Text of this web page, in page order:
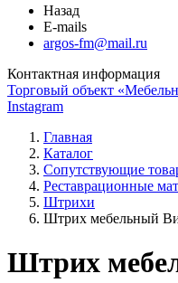
Назад
E-mails
argos-fm@mail.ru
Контактная информация
Торговый объект
Instagram
Главная
Каталог
Сопутствующие
Реставрационные
Штрихи
Штрих мебельный
Штрих